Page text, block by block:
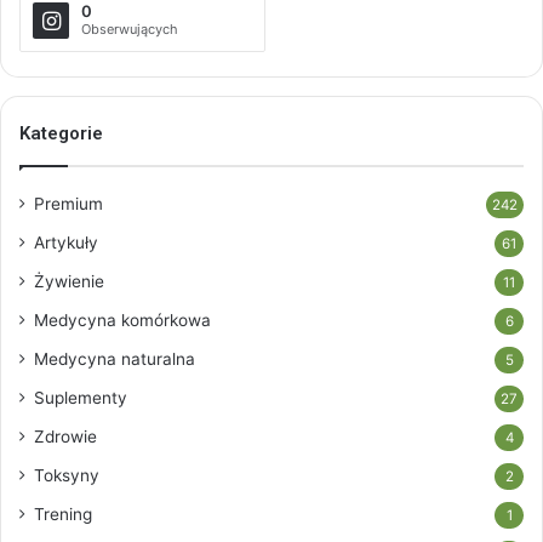
0
Obserwujących
Kategorie
Premium 242
Artykuły 61
Żywienie 11
Medycyna komórkowa 6
Medycyna naturalna 5
Suplementy 27
Zdrowie 4
Toksyny 2
Trening 1